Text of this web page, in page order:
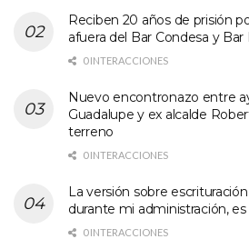
Reciben 20 años de prisión
afuera del Bar Condesa y Bar
0 INTERACCIONES
Nuevo encontronazo entre
Guadalupe y ex alcalde
terreno
0 INTERACCIONES
La versión sobre
durante mi administración, es
0 INTERACCIONES